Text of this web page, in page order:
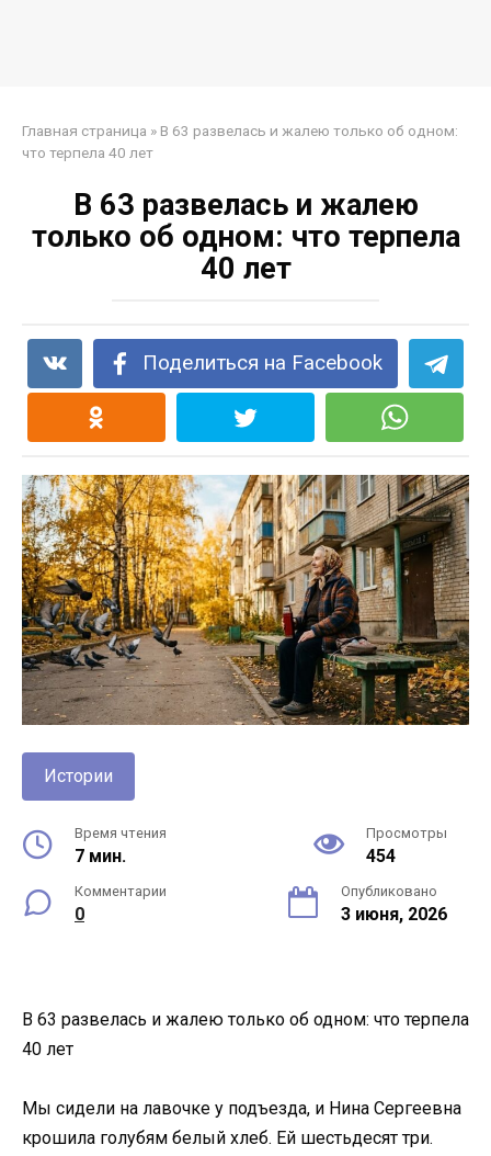
Главная страница » В 63 развелась и жалею только об одном:
что терпела 40 лет
В 63 развелась и жалею
только об одном: что терпела
40 лет
Поделиться на Facebook
Истории
Время чтения
7 мин.
Просмотры
454
Комментарии
0
Опубликовано
3 июня, 2026
В 63 развелась и жалею только об одном: что терпела
40 лет
Мы сидели на лавочке у подъезда, и Нина Сергеевна
крошила голубям белый хлеб. Ей шестьдесят три.